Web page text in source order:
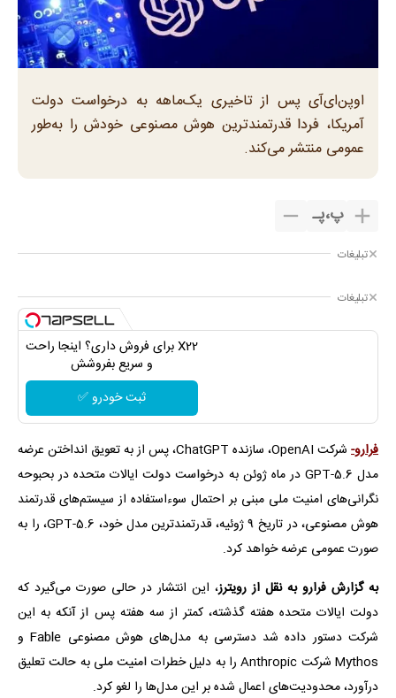
اوپن‌ای‌آی پس از تاخیری یک‌ماهه به درخواست دولت
آمریکا، فردا قدرتمندترین هوش مصنوعی خودش را به‌طور
عمومی منتشر می‌کند.
پ،پـ
تبلیغات
تبلیغات
X22 برای فروش داری؟ اینجا راحت
و سریع بفروشش
ثبت خودرو ✅
فرارو-
شرکت OpenAI، سازنده ChatGPT، پس از به تعویق انداختن عرضه
مدل GPT-5.6 در ماه ژوئن به درخواست دولت ایالات متحده در بحبوحه
نگرانی‌های امنیت ملی مبنی بر احتمال سوءاستفاده از سیستم‌های قدرتمند
هوش مصنوعی، در تاریخ ۹ ژوئیه، قدرتمندترین مدل خود، GPT-5.6، را به
صورت عمومی عرضه خواهد کرد.
به گزارش فرارو به نقل از رویترز، این انتشار در حالی صورت می‌گیرد که
دولت ایالات متحده هفته گذشته، کمتر از سه هفته پس از آنکه به این
شرکت دستور داده شد دسترسی به مدل‌های هوش مصنوعی Fable و
Mythos شرکت Anthropic را به دلیل خطرات امنیت ملی به حالت تعلیق
درآورد، محدودیت‌های اعمال شده بر این مدل‌ها را لغو کرد.